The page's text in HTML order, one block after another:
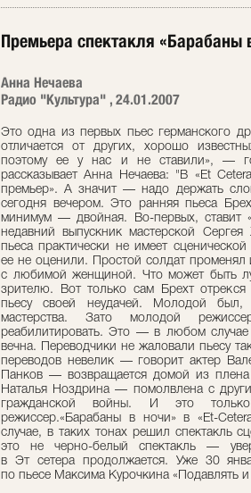
Премьера спектакля «Барабаны
Анна Нечаева
Радио "Культура" , 24.01.2007
Это одна из первых пьес германского
отличается от других, хорошо
поэтому ее у нас и не ставили», —
рассказывает Анна Нечаева: "В «Еt
премьер». А значит — надо держать
сегодня вечером. Это ранняя пьеса
минимум — двойная. Во-первых, ставит
недавний выпускник мастерской
пьеса практически не имеет
ее не оценили. Простой солдат
с любимой женщиной. Что может быть
зрителю. Вот только сам Брехт отрекся
пьесу своей неудачей. Молодой
мастерства. Зато молодой
реабилитировать. Это — в любом
вечна. Переводчики не жаловали пьесу
переводов невелик — говорит актер
Панков — возвращается домой из
Наталья Ноздрина — помолвлена с
гражданской войны. И это
режиссер.«Барабаны в ночи» в «Еt-
случае, в таких тонах решил
это не черно-белый спектакль —
в Эт сетера продолжается. Уже 30
по пьесе Максима Курочкина «Подавлять и